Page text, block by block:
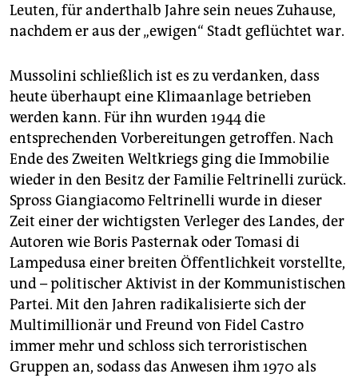
Leuten, für anderthalb Jahre sein neues Zuhause,
nachdem er aus der „ewigen“ Stadt geflüchtet war.
Mussolini schließlich ist es zu verdanken, dass
heute überhaupt eine Klimaanlage betrieben
werden kann. Für ihn wurden 1944 die
entsprechenden Vorbereitungen getroffen. Nach
Ende des Zweiten Weltkriegs ging die Immobilie
wieder in den Besitz der Familie Feltrinelli zurück.
Spross Giangiacomo Feltrinelli wurde in dieser
Zeit einer der wichtigsten Verleger des Landes, der
Autoren wie Boris Pasternak oder Tomasi di
Lampedusa einer breiten Öffentlichkeit vorstellte,
und – politischer Aktivist in der Kommunistischen
Partei. Mit den Jahren radikalisierte sich der
Multimillionär und Freund von Fidel Castro
immer mehr und schloss sich terroristischen
Gruppen an, sodass das Anwesen ihm 1970 als